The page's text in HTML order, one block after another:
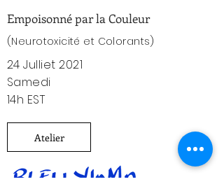
Empoisonné par la Couleur
(Neurotoxicité et Colorants)
24 Julliet 2021
Samedi
14h EST
Atelier